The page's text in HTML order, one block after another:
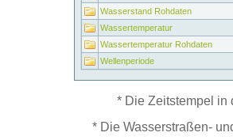
Wasserstand Rohdaten
Wassertemperatur
Wassertemperatur Rohdaten
Wellenperiode
* Die Zeitstempel in
* Die Wasserstraßen-